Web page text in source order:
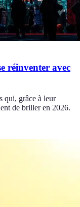
réinventer avec
qui, grâce à leur
de briller en 2026.